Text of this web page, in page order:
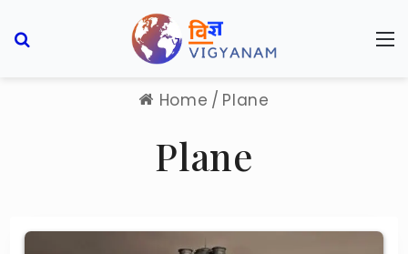
Home / Plane
Plane